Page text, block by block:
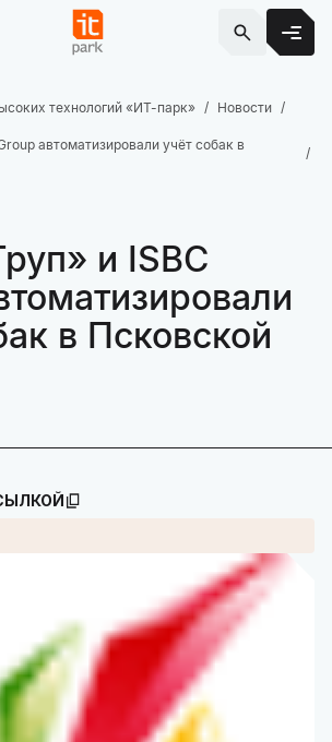
технологий «ИТ-парк»
Новости
автоматизировали учёт собак в
и ISBC
в Псковской